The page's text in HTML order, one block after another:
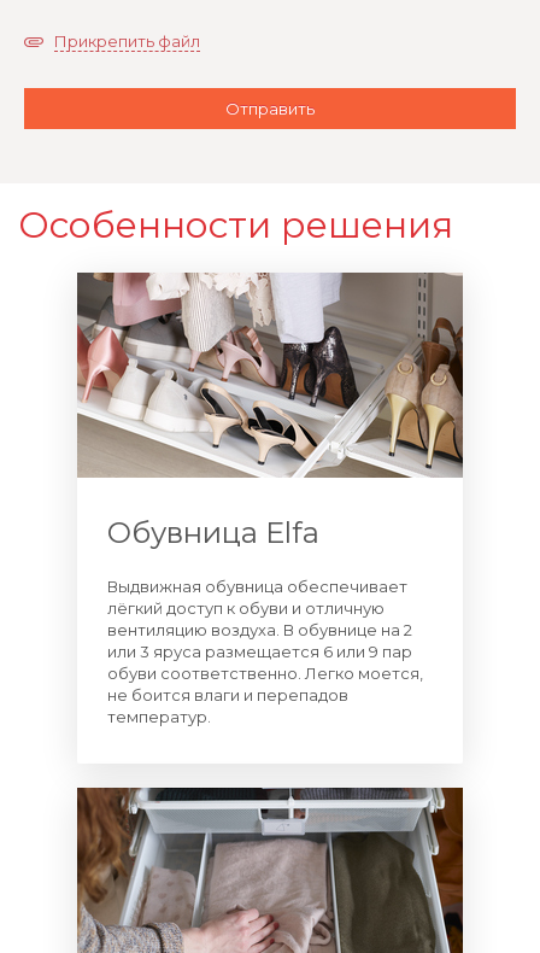
Прикрепить файл
Особенности решения
Обувница Elfa
Выдвижная обувница обеспечивает
лёгкий доступ к обуви и отличную
вентиляцию воздуха. В обувнице на 2
или 3 яруса размещается 6 или 9 пар
обуви соответственно. Легко моется,
не боится влаги и перепадов
температур.